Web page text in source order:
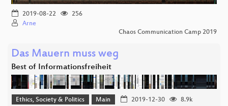
2019-08-22
256
Arne
Chaos Communication Camp 2019
Das Mauern muss weg
Best of Informationsfreiheit
Ethics, Society & Politics Main 2019-12-30
8.9k